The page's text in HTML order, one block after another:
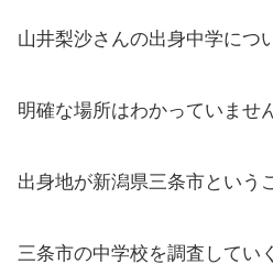
山井梨沙さんの出身中学につ
明確な場所はわかっていませ
出身地が新潟県三条市という
三条市の中学校を調査してい